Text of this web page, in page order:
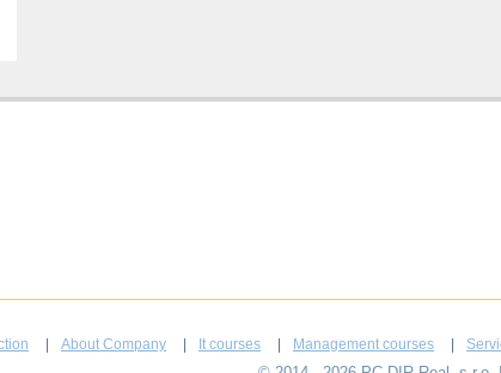
About Company It courses Management courses